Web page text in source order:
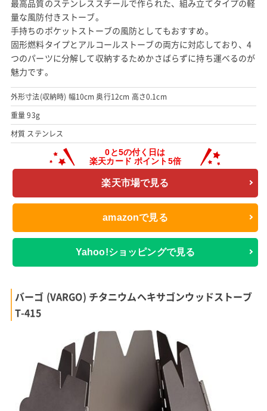
最高品質のステンレススチールで作られた、組み立てタイプの軽
量な風防付きストーブ。
手持ちのポケットストーブの風防としてもおすすめ。
固形燃料タイプとアルコールストーブの両方に対応しており、4
つのパーツに分解して収納するためかさばらずに持ち運べるのが
魅力です。
外形寸法(収納時) 幅10cm 奥行12cm 高さ0.1cm
重量 93g
材質 ステンレス
楽天市場で見る
amazonで見る
Yahoo!ショッピングで見る
バーゴ (VARGO) チタニウムヘキサゴンウッドストーブ
T-415